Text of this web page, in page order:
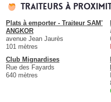
Traiteurs à
Plats à emporter - Traiteur SAM'
ANGKOR
avenue Jean Jaurès
101 mètres
Club Mignardises
Rue des Fayards
640 mètres